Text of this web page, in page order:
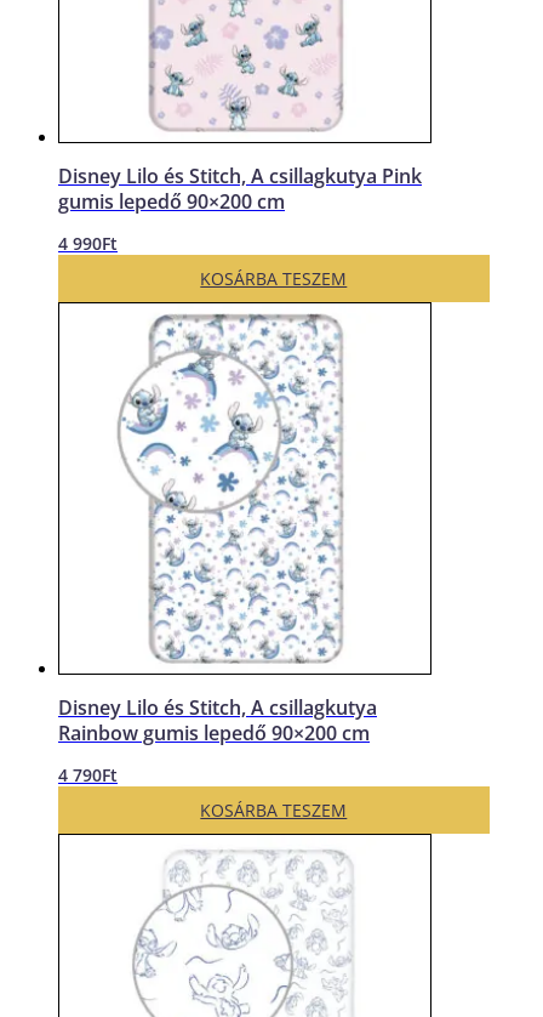
Disney Lilo és Stitch, A csillagkutya Pink
gumis lepedő 90×200 cm
4 990Ft
KOSÁRBA TESZEM
Disney Lilo és Stitch, A csillagkutya
Rainbow gumis lepedő 90×200 cm
4 790Ft
KOSÁRBA TESZEM